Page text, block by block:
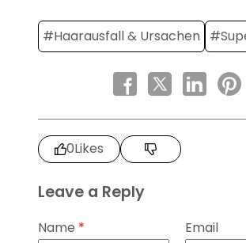
#Haarausfall & Ursachen
0Likes
Leave a Reply
Name * Email